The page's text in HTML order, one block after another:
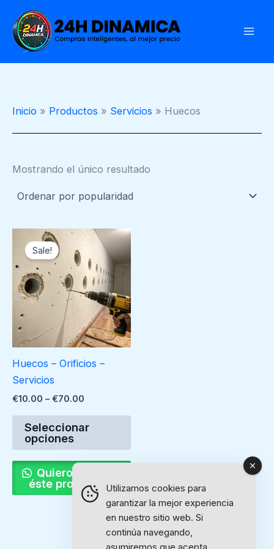
contenido
Inicio Productos Servicios Huecos
Mostrando el único resultado
Sale!
Huecos – Orificios –
Servicios
€10.00 – €70.00
Price
range:
€10.00
through
€70.00
Seleccionar
opciones
Este
producto
variantes.
Las
opciones
se
la
de
Quiero comprar
éste producto...Utilizamos cookies para
garantizar la mejor experiencia
en nuestro sitio web. Si
continúa navegando,